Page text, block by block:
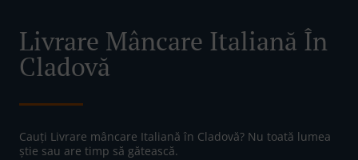
Livrare Mâncare Italiană În
Cladovă
Cauți Livrare mâncare Italiană în Cladovă? Nu toată lumea
știe sau are timp să gătească.